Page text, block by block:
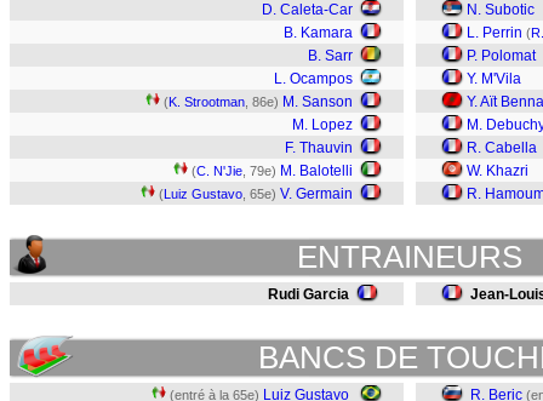
D. Caleta-Car
B. Kamara
B. Sarr
L. Ocampos
(K. Strootman , 86e) M. Sanson
M. Lopez
F. Thauvin
(C. N'Jie , 79e) M. Balotelli
(Luiz Gustavo , 65e) V. Germain
N. Subotic
L. Perrin (
P. Polomat
Y. M'Vila
Y. Aït
M.
R. Cabella
W. Khazri
R.
ENTRAINEURS
Rudi Garcia Jean-
BANCS DE
(entré à la 65e) Luiz Gustavo R. Beric